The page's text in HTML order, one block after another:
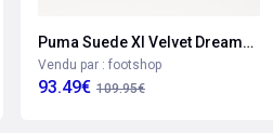
Puma Suede Xl Velvet Dreamns Puma Black-warmhite Eur 36
Vendu par : footshop
93.49€ 109.95€